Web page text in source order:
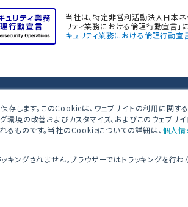
します。このCookieは、ウェブサイトの利用に関す
環境の改善およびカスタマイズ、およびこのウェブサ
るものです。当社のCookieについての詳細は、 個人情
キングされません。ブラウザーではトラッキングを行
当社は、特定非営利活動法人日本ネ
リティ業務における倫理行動宣言」
キュリティ業務における倫理行動宣